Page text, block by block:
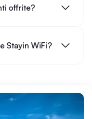
offrite?
Stayin WiFi?